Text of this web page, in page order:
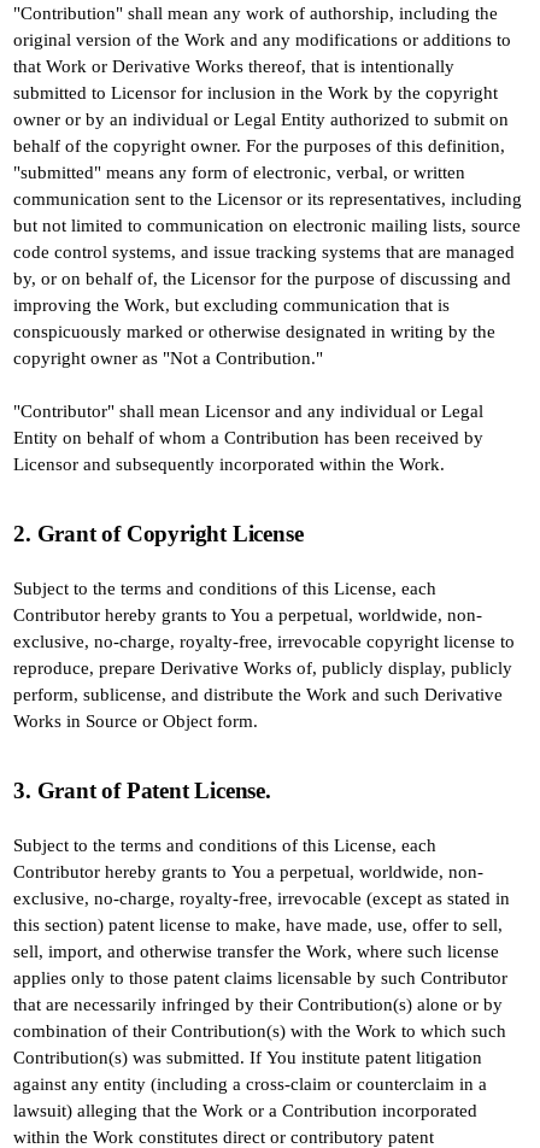
"Contribution" shall mean any work of authorship, including the
original version of the Work and any modifications or additions to
that Work or Derivative Works thereof, that is intentionally
submitted to Licensor for inclusion in the Work by the copyright
owner or by an individual or Legal Entity authorized to submit on
behalf of the copyright owner. For the purposes of this definition,
"submitted" means any form of electronic, verbal, or written
communication sent to the Licensor or its representatives, including
but not limited to communication on electronic mailing lists, source
code control systems, and issue tracking systems that are managed
by, or on behalf of, the Licensor for the purpose of discussing and
improving the Work, but excluding communication that is
conspicuously marked or otherwise designated in writing by the
copyright owner as "Not a Contribution."
"Contributor" shall mean Licensor and any individual or Legal
Entity on behalf of whom a Contribution has been received by
Licensor and subsequently incorporated within the Work.
2. Grant of Copyright License
Subject to the terms and conditions of this License, each
Contributor hereby grants to You a perpetual, worldwide, non-
exclusive, no-charge, royalty-free, irrevocable copyright license to
reproduce, prepare Derivative Works of, publicly display, publicly
perform, sublicense, and distribute the Work and such Derivative
Works in Source or Object form.
3. Grant of Patent License.
Subject to the terms and conditions of this License, each
Contributor hereby grants to You a perpetual, worldwide, non-
exclusive, no-charge, royalty-free, irrevocable (except as stated in
this section) patent license to make, have made, use, offer to sell,
sell, import, and otherwise transfer the Work, where such license
applies only to those patent claims licensable by such Contributor
that are necessarily infringed by their Contribution(s) alone or by
combination of their Contribution(s) with the Work to which such
Contribution(s) was submitted. If You institute patent litigation
against any entity (including a cross-claim or counterclaim in a
lawsuit) alleging that the Work or a Contribution incorporated
within the Work constitutes direct or contributory patent